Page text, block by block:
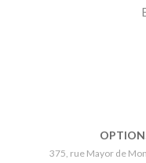
375, rue Mayor de